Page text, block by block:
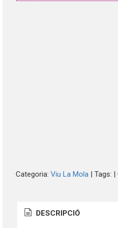
Categoria: Viu La Mola| Tags: |
DESCRIPCIÓ